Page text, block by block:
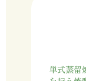
単式蒸留